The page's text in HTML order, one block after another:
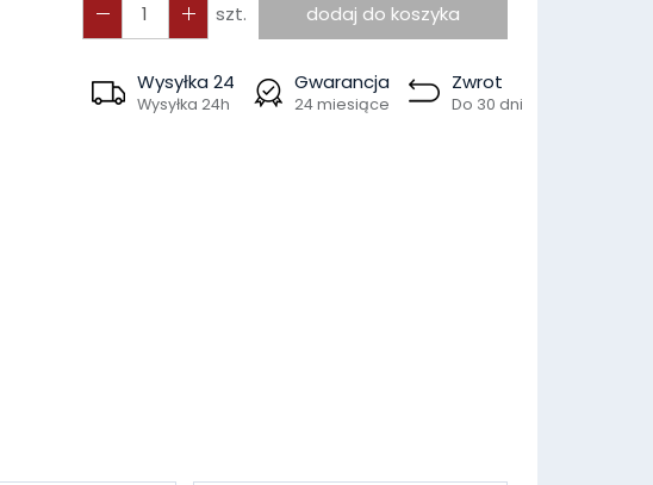
szt. dodaj do koszyka
Wysyłka 24
Wysyłka 24h
Gwarancja
24 miesiące
Zwrot
Do 30 dni